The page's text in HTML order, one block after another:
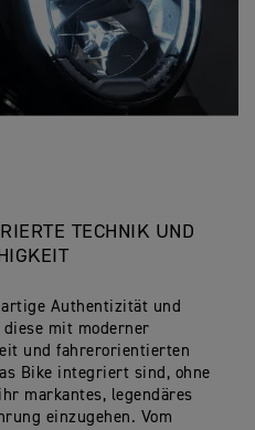
TECHNIK UND
Authentizität und
mit moderner
und fahrerorientierten
Bike integriert sind, ohne
markantes, legendäres
einzugehen. Vom